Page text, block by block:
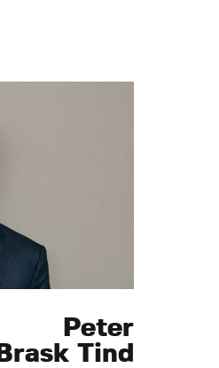
Peter
Brask Tind